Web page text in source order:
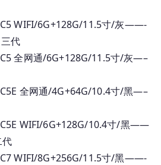
WIFI/6G+128G/11.5寸/灰——-
代
全网通/6G+128G/11.5寸/灰—–
全网通/4G+64G/10.4寸/黑—–
WIFI/6G+128G/10.4寸/黑——
WIFI/8G+256G/11.5寸/黑——-